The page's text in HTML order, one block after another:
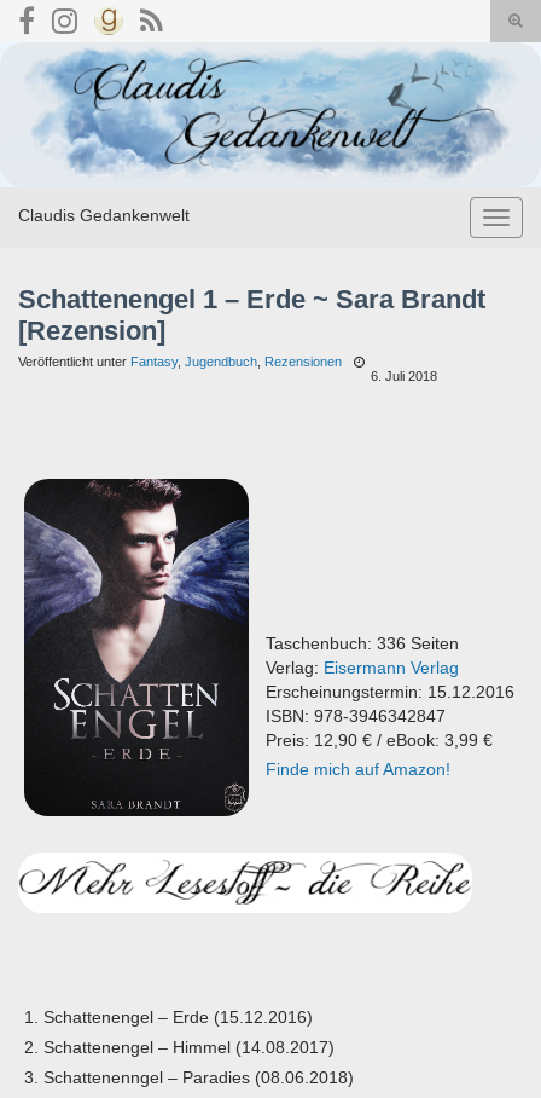
Search for:
Claudis Gedankenwelt
Schattenengel 1 – Erde ~ Sara Brandt
[Rezension]
Veröffentlicht unter Fantasy, Jugendbuch Rezensionen
6. Juli 2018
Taschenbuch: 336 Seiten
Verlag: Eisermann Verlag
Erscheinungstermin: 15.12.2016
ISBN: 978-3946342847
Preis: 12,90 € / eBook: 3,99 €
Finde mich auf Amazon!
Schattenengel – Erde (15.12.2016)
Schattenengel – Himmel (14.08.2017)
Schattenenngel – Paradies (08.06.2018)